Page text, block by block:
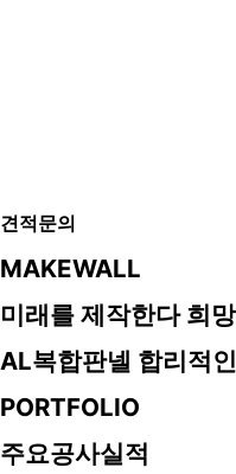
견적문의
MAKEWALL
미래를 제작한다 희
AL복합판넬 합리적
PORTFOLIO
주요공사실적